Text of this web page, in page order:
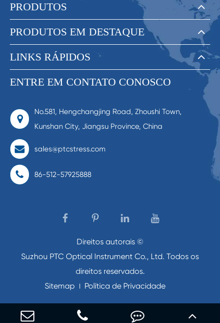
PRODUTOS
PRODUTOS EM DESTAQUE
LINKS RÁPIDOS
ENTRE EM CONTATO CONOSCO
No.581, Hengchangjing Road, Zhoushi Town,
Kunshan City, Jiangsu Province, China
sales@ptcstress.com
86-512-57925888
Direitos autorais ©
Suzhou PTC Optical Instrument Co., Ltd. Todos os
direitos reservados.
Sitemap
Política de Privacidade